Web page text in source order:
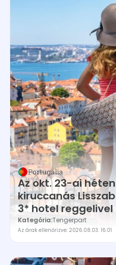
Portugália
Az okt. 23-ai
kiruccanás
3* hotel reggelivel
Kategória:Tengerpart
Az árak ellenőrizve: 2026.08.03. 16:01